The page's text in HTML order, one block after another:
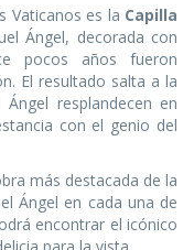
Vaticanos es la Capilla
Ángel, decorada con
pocos años fueron
El resultado salta a la
resplandecen en
con el genio del
más destacada de la
Ángel en cada una de
encontrar el icónico